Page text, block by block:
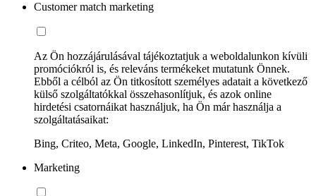
Customer match marketing
Az Ön hozzájárulásával tájékoztatjuk a weboldalunkon kívüli
promóciókról is, és releváns termékeket mutatunk Önnek.
Ebből a célból az Ön titkosított személyes adatait a következő
külső szolgáltatókkal összehasonlítjuk, és azok online
hirdetési csatornáikat használjuk, ha Ön már használja a
szolgáltatásaikat:
Bing, Criteo, Meta, Google, LinkedIn, Pinterest, TikTok
Marketing